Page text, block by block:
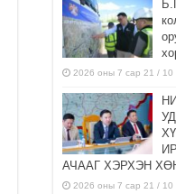
2026 оны 7 сар 21 / 10
АЧААГ ХЭРХЭН
2026 оны 7 сар 21 / 10